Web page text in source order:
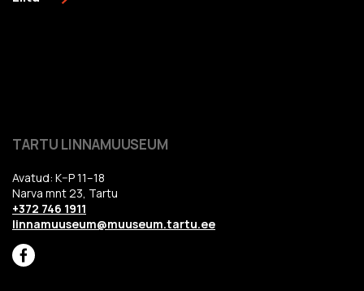
TARTU LINNAMUUSEUM
Avatud: K–P 11–18
Narva mnt 23, Tartu
+372 746 1911
linnamuuseum@muuseum.tartu.ee